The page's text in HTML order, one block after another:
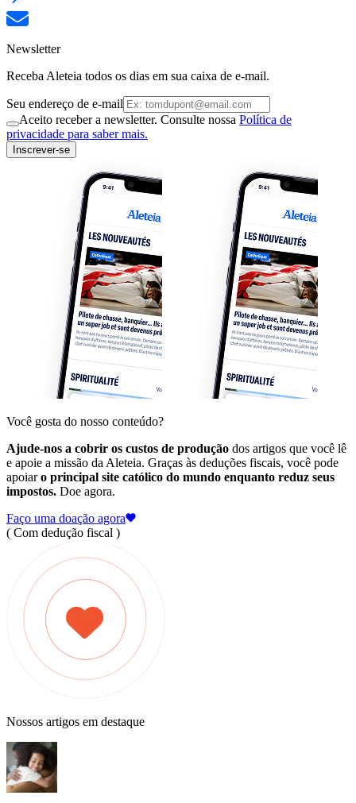
Newsletter
Receba Aleteia todos os dias em sua caixa de e-mail.
Seu endereço de e-mail
Aceito receber a newsletter. Consulte nossa Política de
privacidade para saber mais.
Inscrever-se
Você gosta do nosso conteúdo?
Ajude-nos a cobrir os custos de produção dos artigos que você lê
e apoie a missão da Aleteia. Graças às deduções fiscais, você pode
apoiaro principal site católico do mundo enquanto reduz seus
impostos. Doe agora.
Faço uma doação agora
( Com dedução fiscal )
Nossos artigos em destaque